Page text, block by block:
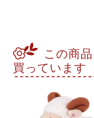
この商
買っています